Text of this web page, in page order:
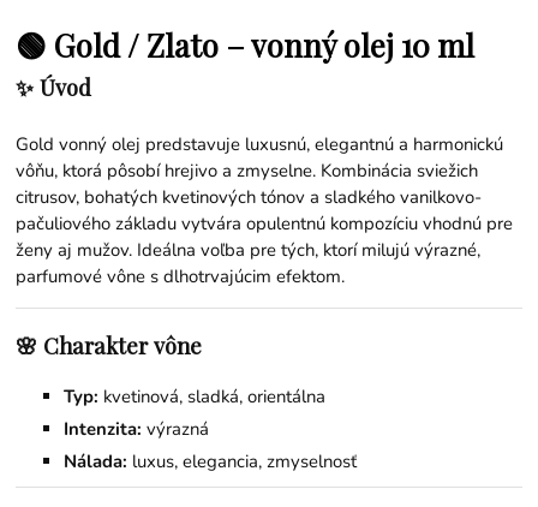
🟢 Gold / Zlato – vonný olej 10 ml
✨ Úvod
Gold vonný olej predstavuje luxusnú, elegantnú a harmonickú
vôňu, ktorá pôsobí hrejivo a zmyselne. Kombinácia sviežich
citrusov, bohatých kvetinových tónov a sladkého vanilkovo-
pačuliového základu vytvára opulentnú kompozíciu vhodnú pre
ženy aj mužov. Ideálna voľba pre tých, ktorí milujú výrazné,
parfumové vône s dlhotrvajúcim efektom.
🌸 Charakter vône
Typ: kvetinová, sladká, orientálna
Intenzita: výrazná
Nálada: luxus, elegancia, zmyselnosť